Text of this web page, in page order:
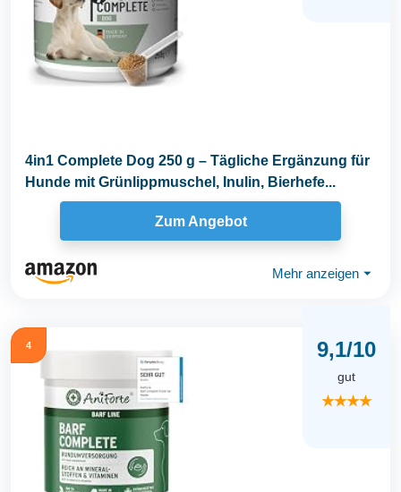
4in1 Complete Dog 250 g – Tägliche Ergänzung für
Hunde mit Grünlippmuschel, Inulin, Bierhefe...
Zum Angebot
Mehr anzeigen ⏷
4 9,1/10
gut
★★★★